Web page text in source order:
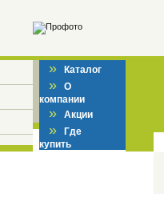
» Каталог
» О
компании
» Акции
» Где
купить